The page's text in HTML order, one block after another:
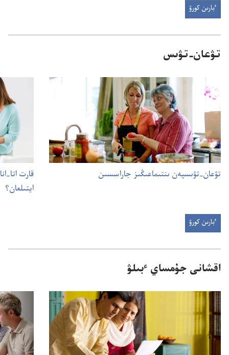
ٴبارىن كورۋ
تۋعان-‏تۋىس
تۋعان-‏تۋىسپە‌ن ىنتىماعىڭىز جاراسسىن
قارت اتا-‏
ايتىلعان؟‏
ٴبارىن كورۋ
اقشانى جۇ‌مساي ٴ‌بىلۋ